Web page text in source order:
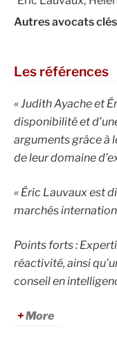
Autres avocats
Les références
« Judith Ayache et
disponibilité et
arguments grâce à
de leur domaine
« Éric Lauvaux est
marchés
Points forts :
réactivité, ainsi
conseil en
More